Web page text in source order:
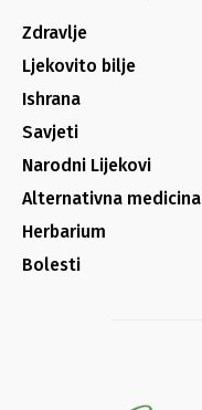
Zdravlje
Ljekovito bilje
Ishrana
Savjeti
Narodni Lijekovi
Alternativna medicina
Herbarium
Bolesti